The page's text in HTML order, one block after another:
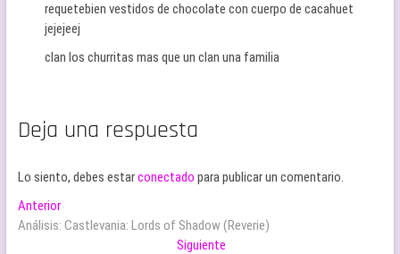
requetebien vestidos de chocolate con cuerpo de cacahuet
jejejeej
clan los churritas mas que un clan una familia
Deja una respuesta
Lo siento, debes estarconectado para publicar un comentario.
Navegación
de
AnteriorEntrada
anterior:
Análisis: Castlevania: Lords of Shadow (Reverie)
Siguiente